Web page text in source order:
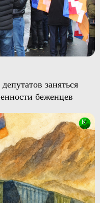
заняться
беженцев